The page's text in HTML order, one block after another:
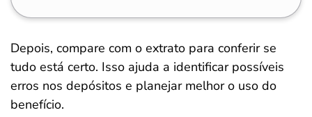
Depois, compare com o extrato para conferir se
tudo está certo. Isso ajuda a identificar possíveis
erros nos depósitos e planejar melhor o uso do
benefício.